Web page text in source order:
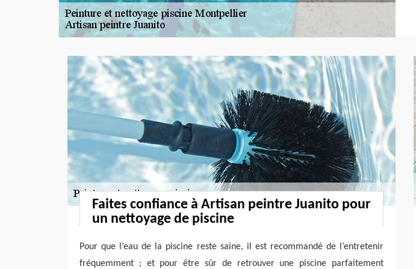
Faites confiance à Artisan peintre Juanito pour
un nettoyage de piscine
Pour que l’eau de la piscine reste saine, il est recommandé de l’entretenir
fréquemment ; et pour être sûr de retrouver une piscine parfaitement